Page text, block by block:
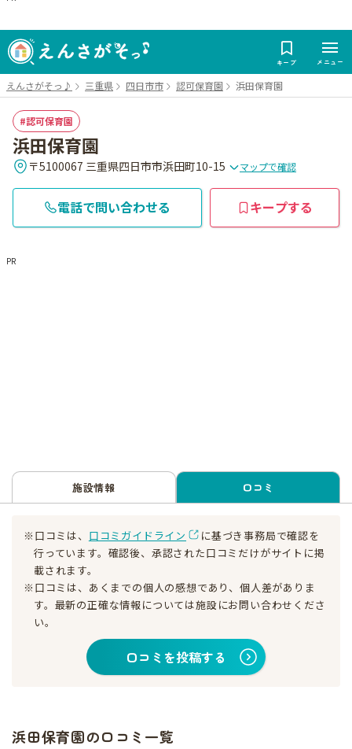
キープ メニュー
えんさがそっ♪ 三重県 四日市市 認可保育園 浜田保育園
認可保育園
浜田保育園
〒5100067 三重県四日市市浜田町10-15 マップで確認
電話で問い合わせる キープする
PR
施設情報 口コミ
※口コミは、 口コミガイドライン
に基づき事務局で確認を
行っています。確認後、承認された口コミだけがサイトに掲
載されます。
※口コミは、あくまでの個人の感想であり、個人差がありま
す。最新の正確な情報については施設にお問い合わせくださ
い。
口コミを投稿する
浜田保育園の口コミ一覧